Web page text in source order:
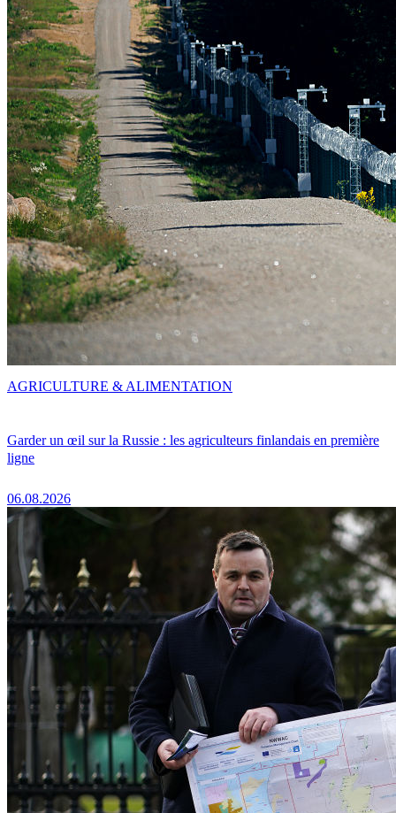
Garder un œil sur la Russie : les agriculteurs finlandais en première
ligne
06.08.2026
AGRICULTURE & ALIMENTATION